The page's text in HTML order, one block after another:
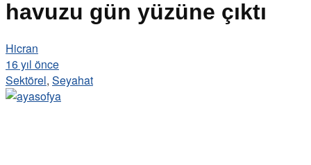
havuzu gün yüzüne çıktı
Hicran
16 yıl önce
Sektörel, Seyahat